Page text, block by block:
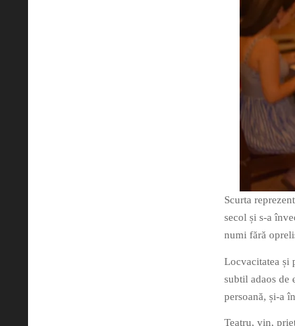
Scurta
secol și s-a
numi fără
Locvacitatea și
subtil adaos de
persoană, și-a
Teatru, vin,